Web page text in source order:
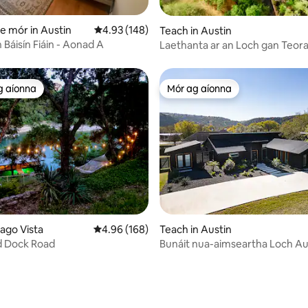
léirmheas
mór in Austin Meánrátáil 4.93 as 5, 148 léirmheas
4.93 (148)
Fiáin - Aonad A
Teach in Austin
Laethanta ar an Loch gan
léirmheas
ag aíonna
aíonna
Vista Meánrátáil 4.96 as 5, 168 léirmheas
4.96 (168)
Dock Road
Mór ag aíonna
Mór ag aíonna
Teach in Austin
Bunáit nua-aimseartha Loch